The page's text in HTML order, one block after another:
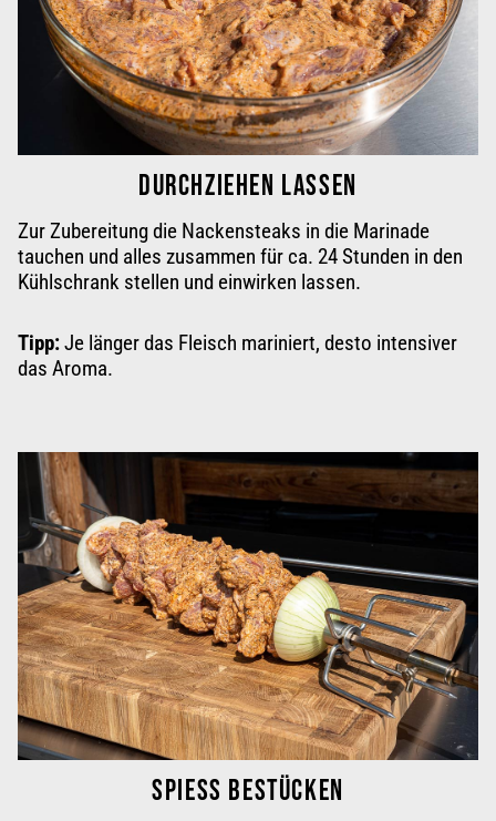
DURCHZIEHEN LASSEN
Zur Zubereitung die Nackensteaks in die Marinade
tauchen und alles zusammen für ca. 24 Stunden in den
Kühlschrank stellen und einwirken lassen.
Tipp:Je länger das Fleisch mariniert, desto intensiver
das Aroma.
SPIESS BESTÜCKEN